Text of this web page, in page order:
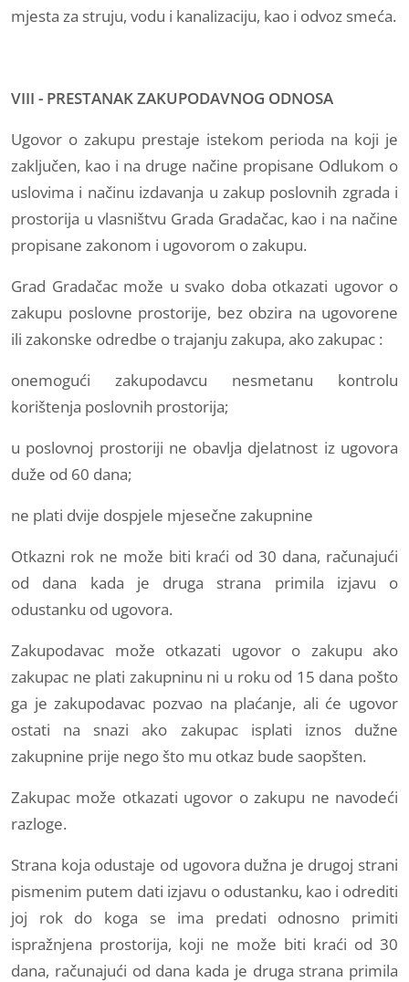
mjesta za struju, vodu i kanalizaciju, kao i odvoz smeća.
VIII - PRESTANAK ZAKUPODAVNOG ODNOSA
Ugovor o zakupu prestaje istekom perioda na koji je
zaključen, kao i na druge načine propisane Odlukom o
uslovima i načinu izdavanja u zakup poslovnih zgrada i
prostorija u vlasništvu Grada Gradačac, kao i na načine
propisane zakonom i ugovorom o zakupu.
Grad Gradačac može u svako doba otkazati ugovor o
zakupu poslovne prostorije, bez obzira na ugovorene
ili zakonske odredbe o trajanju zakupa, ako zakupac :
onemogući zakupodavcu nesmetanu kontrolu
korištenja poslovnih prostorija;
u poslovnoj prostoriji ne obavlja djelatnost iz ugovora
duže od 60 dana;
ne plati dvije dospjele mjesečne zakupnine
Otkazni rok ne može biti kraći od 30 dana, računajući
od dana kada je druga strana primila izjavu o
odustanku od ugovora.
Zakupodavac može otkazati ugovor o zakupu ako
zakupac ne plati zakupninu ni u roku od 15 dana pošto
ga je zakupodavac pozvao na plaćanje, ali će ugovor
ostati na snazi ako zakupac isplati iznos dužne
zakupnine prije nego što mu otkaz bude saopšten.
Zakupac može otkazati ugovor o zakupu ne navodeći
razloge.
Strana koja odustaje od ugovora dužna je drugoj strani
pismenim putem dati izjavu o odustanku, kao i odrediti
joj rok do koga se ima predati odnosno primiti
ispražnjena prostorija, koji ne može biti kraći od 30
dana, računajući od dana kada je druga strana primila